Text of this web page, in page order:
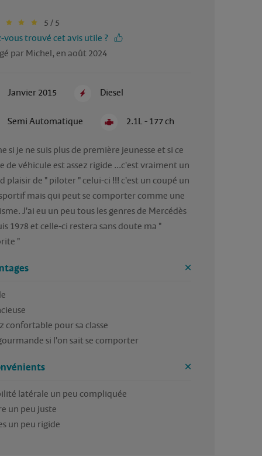
5 / 5
vous trouvé cet avis utile ?
par Michel, en août 2024
Janvier 2015 Diesel
Semi Automatique 2.1L - 177 ch
si je ne suis plus de première jeunesse et si ce
de véhicule est assez rigide ...c'est vraiment un
plaisir de " piloter " celui-ci !!! c'est un coupé un
mais qui peut se comporter comme une
J'ai eu un peu tous les genres de Mercédès
1978 et celle-ci restera sans doute ma "
"
confortable pour sa classe
si l'on sait se comporter
latérale un peu compliquée
un peu juste
un peu rigide